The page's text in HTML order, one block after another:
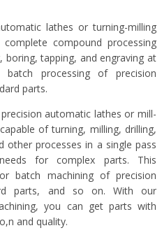
lathes or turning-milling
compound processing
boring, tapping, and engraving at
processing of precision
parts.
automatic lathes or mill-
of turning, milling, drilling,
other processes in a single pass
for complex parts. This
batch machining of precision
parts, and so on. With our
you can get parts with
and quality.